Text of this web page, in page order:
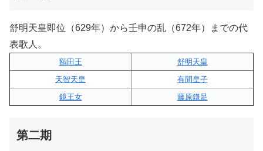
舒明天皇即位（629年）から壬申の乱（672年）までの代
表歌人。
額田王
舒明天皇
天智天皇
有間皇子
鏡王女
藤原鎌足
第二期